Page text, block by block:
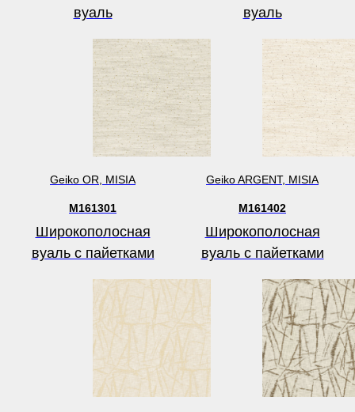
вуаль
вуаль
Geiko OR, MISIA
M161301
Широкополосная
вуаль с пайетками
Geiko ARGENT, MISIA
M161402
Широкополосная
вуаль с пайетками